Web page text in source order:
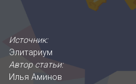
О КОМПАНИИ
Источник:
Элитариум
Автор статьи:
Илья Аминов